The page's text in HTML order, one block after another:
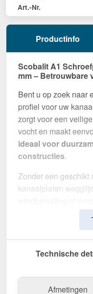
Art.-Nr.
Productinfo
Scobalit A1
mm – Betrouwbare
Bent u op zoek naar
profiel voor uw
zorgt voor een
vocht en maakt
ideaal voor
constructies.
Zonder een geschikt
kanaalplaten
profiel zorgt voor een
aantrekkelijke
Koppelprofiel een
montage profiel
Technische
Afmetingen